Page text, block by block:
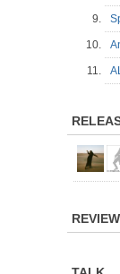
9.
10.
11.
REVIEW